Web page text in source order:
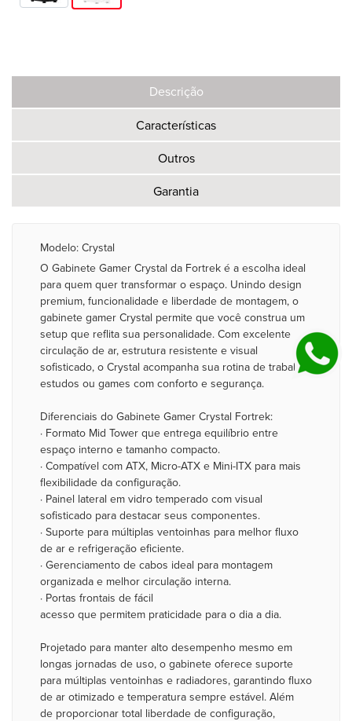
Descrição
Características
Outros
Garantia
Modelo: Crystal
O Gabinete Gamer Crystal da Fortrek é a escolha ideal
para quem quer transformar o espaço. Unindo design
premium, funcionalidade e liberdade de montagem, o
gabinete gamer Crystal permite que você construa um
setup que reflita sua personalidade. Com excelente
circulação de ar, estrutura resistente e visual
sofisticado, o Crystal acompanha sua rotina de trabalho,
estudos ou games com conforto e segurança.
Diferenciais do Gabinete Gamer Crystal Fortrek:
· Formato Mid Tower que entrega equilíbrio entre
espaço interno e tamanho compacto.
· Compatível com ATX, Micro-ATX e Mini-ITX para mais
flexibilidade da configuração.
· Painel lateral em vidro temperado com visual
sofisticado para destacar seus componentes.
· Suporte para múltiplas ventoinhas para melhor fluxo
de ar e refrigeração eficiente.
· Gerenciamento de cabos ideal para montagem
organizada e melhor circulação interna.
· Portas frontais de fácil
acesso que permitem praticidade para o dia a dia.
Projetado para manter alto desempenho mesmo em
longas jornadas de uso, o gabinete oferece suporte
para múltiplas ventoinhas e radiadores, garantindo fluxo
de ar otimizado e temperatura sempre estável. Além
de proporcionar total liberdade de configuração,